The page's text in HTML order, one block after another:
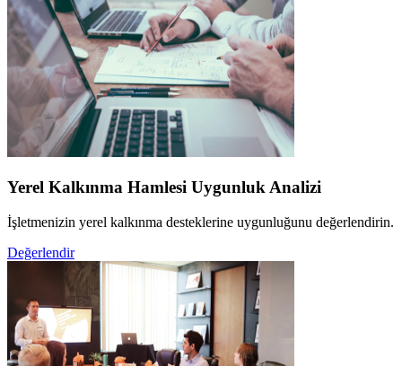
Yerel Kalkınma Hamlesi Uygunluk Analizi
İşletmenizin yerel kalkınma desteklerine uygunluğunu değerlendirin.
Değerlendir